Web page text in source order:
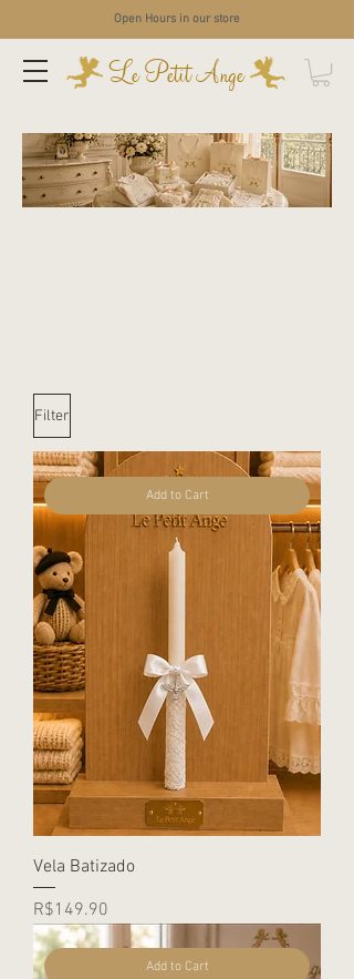
Open Hours in our store
Le Petit Ange
Filter
Add to Cart
Vela Batizado
Price
R$149.90
Add to Cart